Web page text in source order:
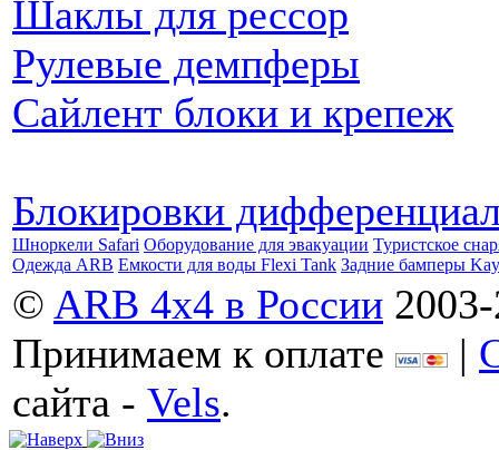
Шаклы для рессор
Рулевые демпферы
Сайлент блоки и крепеж
Блокировки
Шноркели Safari Оборудование для эвакуации Туристское
Одежда ARB Емкости для воды Flexi Tank Задние бамперы
© ARB 4x4 в России
Принимаем к оплате
|
сайта - Vels.